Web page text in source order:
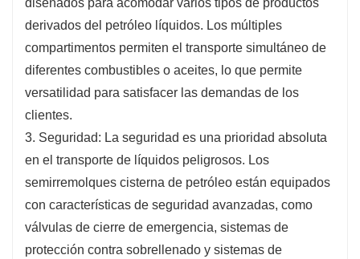
derivados del petróleo líquidos. Los múltiples
compartimentos permiten el transporte simultáneo de
diferentes combustibles o aceites, lo que permite
versatilidad para satisfacer las demandas de los
clientes.
3. Seguridad: La seguridad es una prioridad absoluta
en el transporte de líquidos peligrosos. Los
semirremolques cisterna de petróleo están equipados
con características de seguridad avanzadas, como
válvulas de cierre de emergencia, sistemas de
protección contra sobrellenado y sistemas de